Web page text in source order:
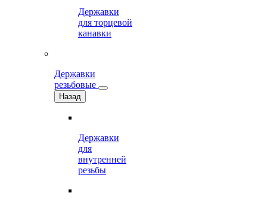
Державки
для торцевой
канавки
Державки
резьбовые
Назад
Державки
для
внутренней
резьбы